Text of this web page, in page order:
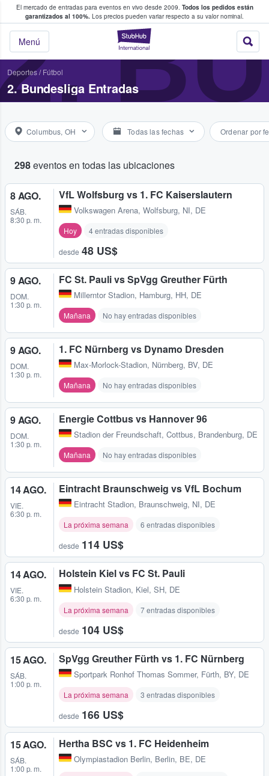
El mercado de entradas para eventos en vivo desde 2009. Todos los pedidos están
garantizados al 100%. Los precios pueden variar respecto a su valor nominal.
StubHub:
Menú
y venta de entradas entre fans
Deportes/ Fútbol
2. Bundesliga Entradas
Columbus, OH Todas las fechas Ordenar por
298eventos en todas las ubicaciones
8 AGO.
SÁB.
8:30 p. m.
VfL Wolfsburg vs 1. FC Kaiserslautern
Volkswagen Arena, Wolfsburg, NI, DE
Hoy 4 entradas disponibles
desde 48 US$
9 AGO.
DOM.
1:30 p. m.
FC St. Pauli vs SpVgg Greuther Fürth
Millerntor Stadion, Hamburg, HH, DE
Mañana No hay entradas disponibles
9 AGO.
DOM.
1:30 p. m.
1. FC Nürnberg vs Dynamo Dresden
Max-Morlock-Stadion, Nürnberg, BV, DE
Mañana No hay entradas disponibles
9 AGO.
DOM.
1:30 p. m.
Energie Cottbus vs Hannover 96
Stadion der Freundschaft, Cottbus, Brandenburg, DE
Mañana No hay entradas disponibles
14 AGO.
VIE.
6:30 p. m.
Eintracht Braunschweig vs VfL Bochum
Eintracht Stadion, Braunschweig, NI, DE
La próxima semana 6 entradas disponibles
desde 114 US$
14 AGO.
VIE.
6:30 p. m.
Holstein Kiel vs FC St. Pauli
Holstein Stadion, Kiel, SH, DE
La próxima semana 7 entradas disponibles
desde 104 US$
15 AGO.
SÁB.
1:00 p. m.
SpVgg Greuther Fürth vs 1. FC Nürnberg
Sportpark Ronhof Thomas Sommer, Fürth, BY, DE
La próxima semana 3 entradas disponibles
desde 166 US$
15 AGO.
SÁB.
1:00 p. m.
Hertha BSC vs 1. FC Heidenheim
Olympiastadion Berlin, Berlin, BE, DE